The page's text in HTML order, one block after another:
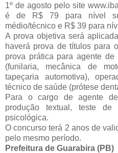
1º de agosto pelo site
é de R$ 79 para nível
médio/técnico e R$ 39 para
A prova objetiva será
haverá prova de títulos para
prova prática para agente de
(funilaria, mecânica de
tapeçaria automotiva),
técnico de saúde (prótese
Para o cargo de agente
produção textual, teste
psicológica.
O concurso terá 2 anos de
pelo mesmo período.
Prefeitura de Guarabira (PB)